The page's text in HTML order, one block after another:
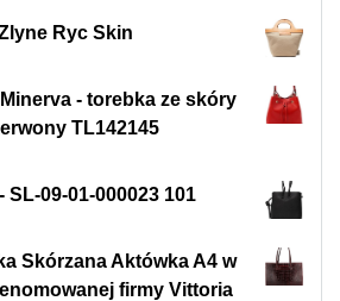
Ryc Skin
- torebka ze skóry
TL142145
SL-09-01-000023 101
Skórzana Aktówka A4 w
firmy Vittoria